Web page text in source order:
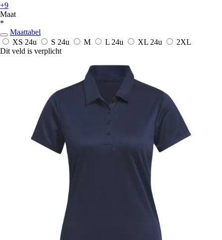
+9
Maat
*
Maattabel
XS 24u S 24u M L 24u XL 24u
2XL
Dit veld is verplicht